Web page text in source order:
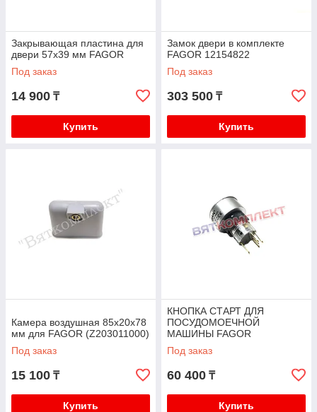
Закрывающая пластина для
двери 57x39 мм FAGOR
Под заказ
14 900 ₸
Купить
Замок двери в комплекте
FAGOR 12154822
Под заказ
303 500 ₸
Купить
Камера воздушная 85x20x78
мм для FAGOR (Z203011000)
Под заказ
15 100 ₸
Купить
КНОПКА СТАРТ ДЛЯ
ПОСУДОМОЕЧНОЙ
МАШИНЫ FAGOR
Под заказ
60 400 ₸
Купить